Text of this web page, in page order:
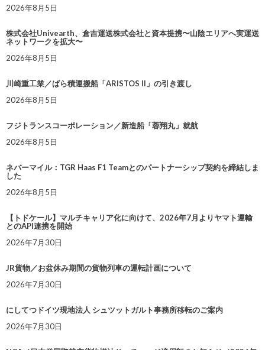
2026年8月5日
株式会社Univearth、倉吉運送株式会社と資本提携〜山陰エリアへ実運送
ネットワークを拡大〜
2026年8月5日
川崎重工業／ばら積運搬船「ARISTOS II」の引き渡し
2026年8月5日
フジトランスコーポレーション／新造船「蓉翔丸」就航
2026年8月5日
ネバーマイル：TGR Haas F1 Teamとのパートナーシップ契約を締結しま
した
2026年8月5日
【トドケール】マルチキャリア化に向けて、2026年7月よりヤマト運輸
とのAPI連携を開始
2026年7月30日
JR貨物／お盆休み期間の貨物列車の運転計画について
2026年7月30日
にしてつドイツ現地法人 シュツットガルト事務所移転のご案内
2026年7月30日